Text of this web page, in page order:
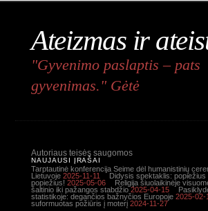
Ateizmas ir
"Gyvenimo paslaptis – pats
gyvenimas." Gėtė
Autoriaus teisės saugomos
NAUJAUSI ĮRAŠAI
Tarptautinė konferencija Seime dėl humanistinių
Lietuvoje 2025-11-11
Didysis spektaklis: popiežius
popiežius! 2025-05-06
Religija šiuolaikinėje
šaltinio iki pažangos stabdžio 2025-04-15
statistikoje: degančios bažnyčios Europoje 2025-02-
suformuotas požiūris į moterį 2024-11-27